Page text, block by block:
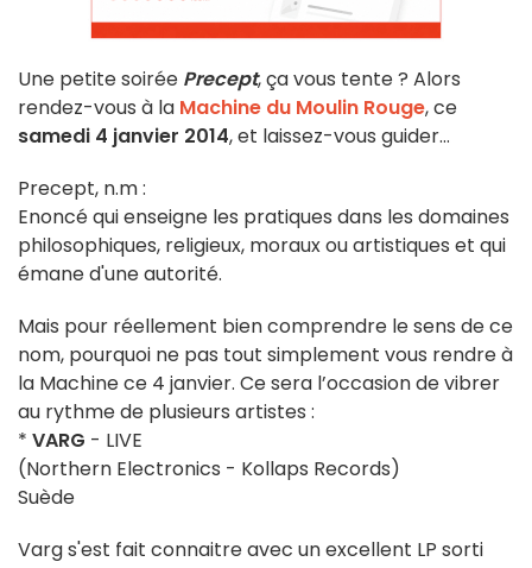
Une petite soirée Precept, ça vous tente ? Alors
rendez-vous à la Machine du Moulin Rouge, ce
samedi 4 janvier 2014, et laissez-vous guider…
Precept, n.m :
Enoncé qui enseigne les pratiques dans les domaines
philosophiques, religieux, moraux ou artistiques et qui
émane d'une autorité.
Mais pour réellement bien comprendre le sens de ce
nom, pourquoi ne pas tout simplement vous rendre à
la Machine ce 4 janvier. Ce sera l’occasion de vibrer
au rythme de plusieurs artistes :
* VARG - LIVE
(Northern Electronics - Kollaps Records)
Suède
Varg s'est fait connaitre avec un excellent LP sorti